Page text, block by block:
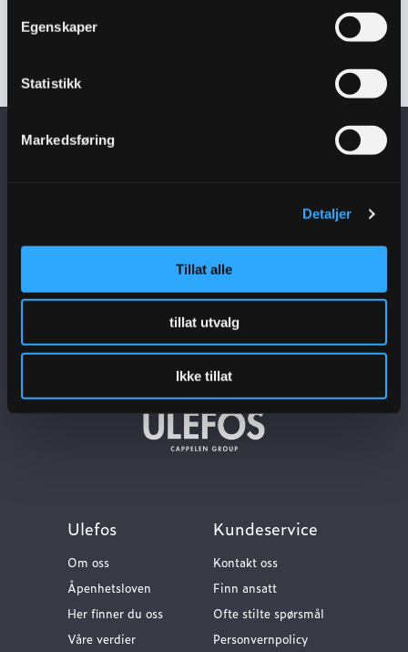
Egenskaper
Statistikk
Markedsføring
Detaljer
Tillat alle
tillat utvalg
Ikke tillat
ULEFOS UFL-700 RAMME
Meld deg på nyhetsbrev
Ulefos
Om oss
Åpenhetsloven
Her finner du oss
Våre verdier
Kundeservice
Kontakt oss
Finn ansatt
Ofte stilte spørsmål
Personvernpolicy